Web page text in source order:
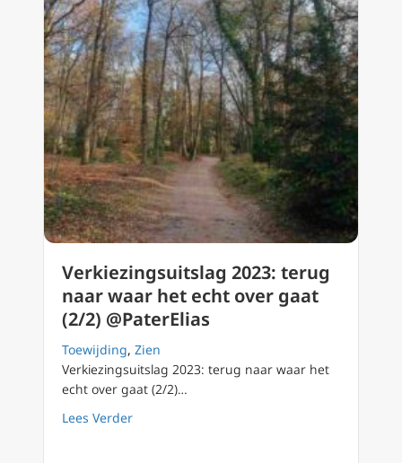
Verkiezingsuitslag 2023: terug
naar waar het echt over gaat
(2/2) @PaterElias
Toewijding, Zien
Verkiezingsuitslag 2023: terug naar waar het
echt over gaat (2/2)…
Lees Verderabout Verkiezingsuitslag 2023: terug naar